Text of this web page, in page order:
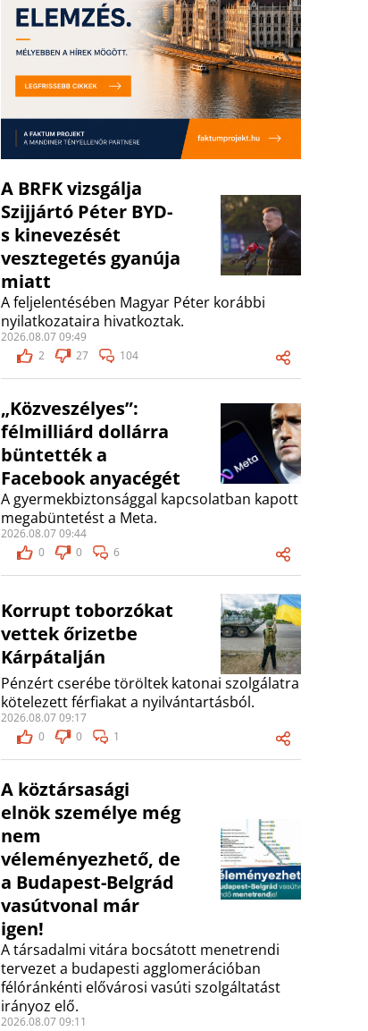
A BRFK vizsgálja
Szijjártó Péter BYD-
s kinevezését
vesztegetés gyanúja
miatt
A feljelentésében Magyar Péter korábbi
nyilatkozataira hivatkoztak.
2026.08.07 09:49
2
27 104
„Közveszélyes”:
félmilliárd dollárra
büntették a
Facebook anyacégét
A gyermekbiztonsággal kapcsolatban kapott
megabüntetést a Meta.
2026.08.07 09:44
0
0 6
Korrupt toborzókat
vettek őrizetbe
Kárpátalján
Pénzért cserébe töröltek katonai szolgálatra
kötelezett férfiakat a nyilvántartásból.
2026.08.07 09:17
0
0 1
A köztársasági
elnök személye még
nem
véleményezhető, de
a Budapest-Belgrád
vasútvonal már
igen!
A társadalmi vitára bocsátott menetrendi
tervezet a budapesti agglomerációban
félóránkénti elővárosi vasúti szolgáltatást
irányoz elő.
2026.08.07 09:11